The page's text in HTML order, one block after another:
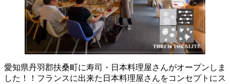
愛知県丹羽郡扶桑町に寿司・日本料理屋さんがオープンしま
した！！フランスに出来た日本料理屋さんをコンセプトにス